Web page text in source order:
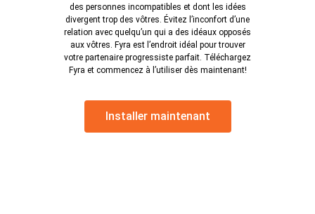
des personnes incompatibles et dont les idées
divergent trop des vôtres. Évitez l’inconfort d’une
relation avec quelqu’un qui a des idéaux opposés
aux vôtres. Fyra est l’endroit idéal pour trouver
votre partenaire progressiste parfait. Téléchargez
Fyra et commencez à l’utiliser dès maintenant!
Installer maintenant